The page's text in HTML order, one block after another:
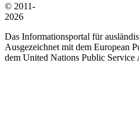
© 2011-
2026
Das Informationsportal für
Ausgezeichnet mit dem European
dem United Nations Public Service